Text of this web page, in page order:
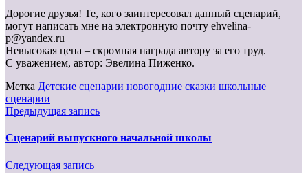
Дорогие друзья! Те, кого заинтересовал данный сценарий,
могут написать мне на электронную почту ehvelina-
p@yandex.ru
Невысокая цена – скромная награда автору за его труд.
С уважением, автор: Эвелина Пиженко.
Метка Детские сценарии новогодние сказки школьные
сценарии
Предыдущая запись
Сценарий выпускного начальной школы
Следующая запись